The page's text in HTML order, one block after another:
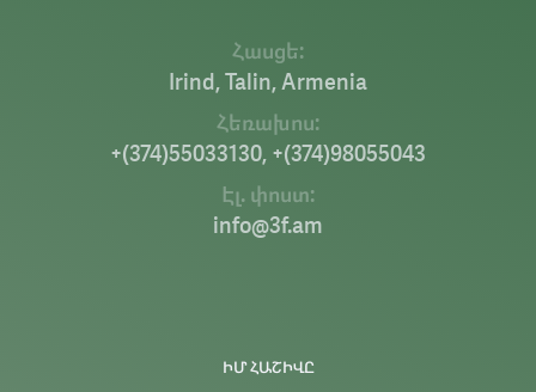
Հասցե:
Irind, Talin, Armenia
Հեռախոս:
+(374)55033130, +(374)98055043
Էլ. փոստ:
info@3f.am
ԻՄ ՀԱՇԻՎԸ